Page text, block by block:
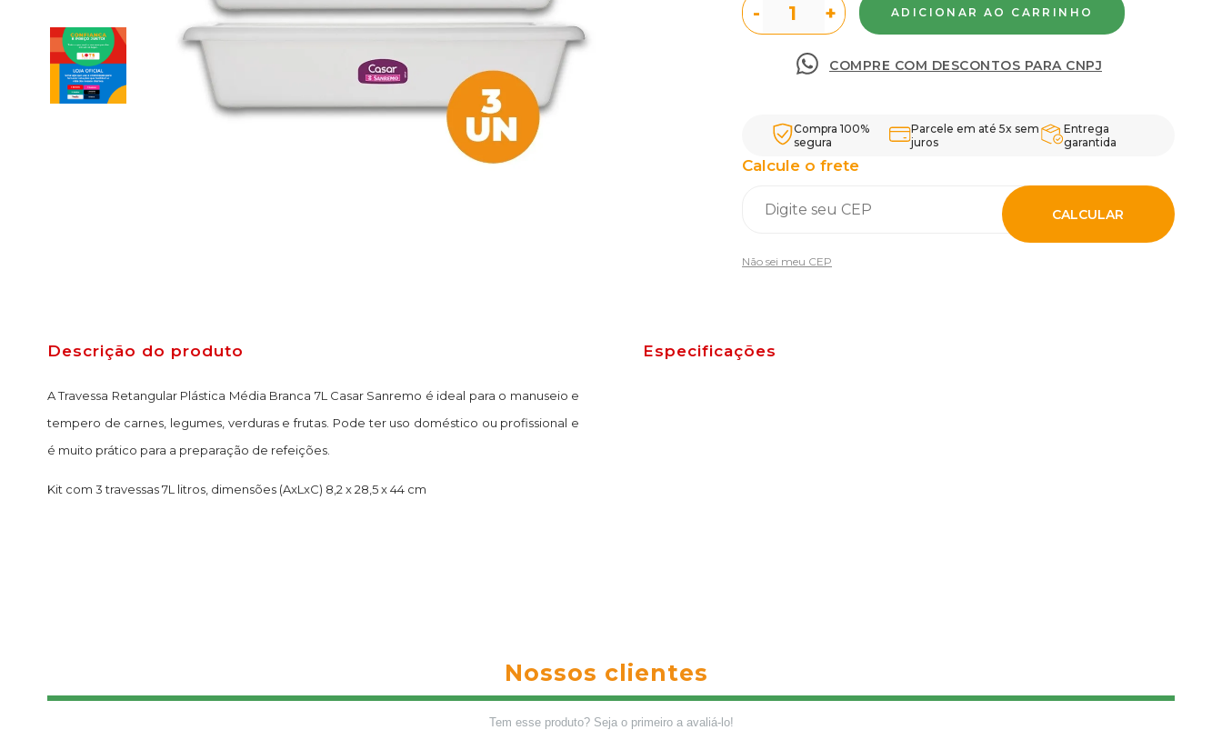
- +
COMPRE COM DESCONTOS PARA CNPJ
Calcule o frete
CALCULAR
Não sei meu CEP
Compra 100%
segura
Parcele em até 5x sem
juros
Entrega
garantida
Descrição do produto
A Travessa Retangular Plástica Média Branca 7L Casar Sanremo é ideal para o manuseio e
tempero de carnes, legumes, verduras e frutas. Pode ter uso doméstico ou profissional e
é muito prático para a preparação de refeições.
Kit com 3 travessas 7L litros, dimensões (AxLxC) 8,2 x 28,5 x 44 cm
Especificações
Nossos clientes
Tem esse produto? Seja o primeiro a avaliá-lo!